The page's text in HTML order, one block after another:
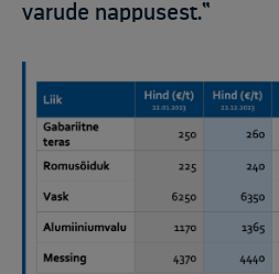
varude nappusest.“